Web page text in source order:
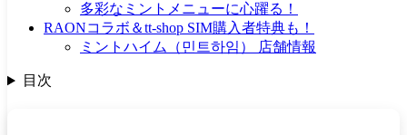
多彩なミントメニューに心躍る！
RAONコラボ＆tt-shop SIM購入者特典も！
ミントハイム（민트하임） 店舗情報
目次